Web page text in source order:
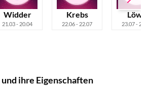
Widder
21.03 - 20.04
Krebs
22.06 - 22.07
Löwe
23.07 -
ihre Eigenschaften